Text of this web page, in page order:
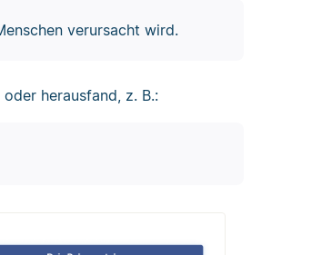
verursacht wird.
herausfand, z. B.: